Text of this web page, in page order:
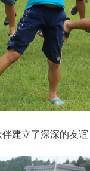
建立了深深的友